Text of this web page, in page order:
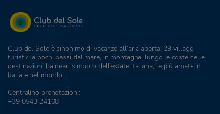
Club del Sole è sinonimo di vacanze all’aria aperta: 29 villaggi
turistici a pochi passi dal mare, in montagna, lungo le coste delle
destinazioni balneari simbolo dell’estate italiana, le più amate in
Italia e nel mondo.
Centralino prenotazioni:
+39 0543 24108